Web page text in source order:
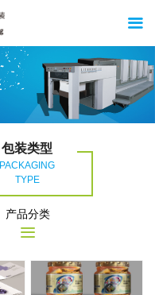
끀
产品分类
包装类型
PACKAGING
TYPE
끀